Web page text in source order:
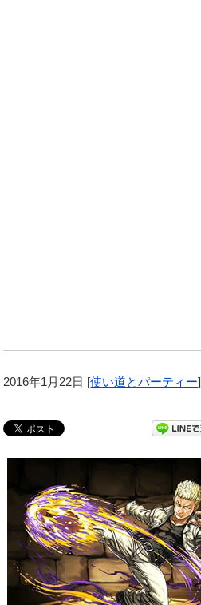
2016年1月22日 [使い道とパーティー]